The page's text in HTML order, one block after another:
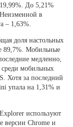
До 5,21%
в
– 1,63%.
доля настольных
89,7%. Мобильные
медленно,
мобильных
Хотя за последний
упала на 1,31% и
используют
версии Chrome и